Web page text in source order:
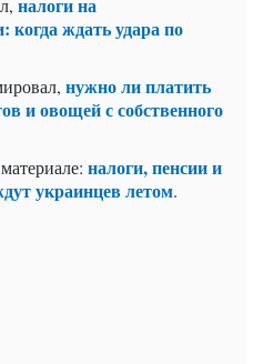
ждать удара по
нужно ли платить
и овощей с собственного
налоги, пенсии и
украинцев летом.